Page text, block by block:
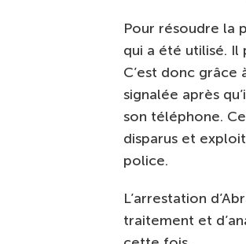
Pour résoudre la
qui a été utilisé.
C’est donc
signalée après
son téléphone.
disparus et
police.
L’arrestation
traitement et